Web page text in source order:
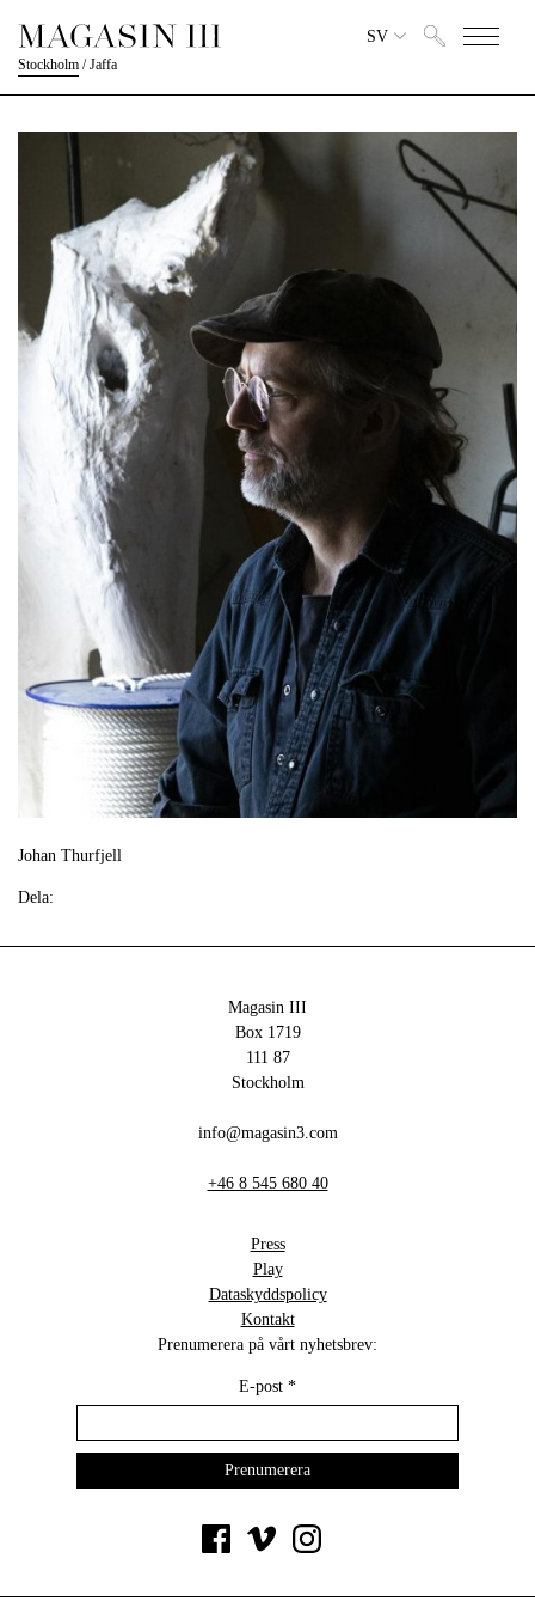
Stockholm /Jaffa
SV
Johan Thurfjell
Dela:
Magasin III
Box 1719
111 87
Stockholm
info@magasin3.com
+46 8 545 680 40
Press
Play
Dataskyddspolicy
Kontakt
Prenumerera på vårt nyhetsbrev:
E-post *